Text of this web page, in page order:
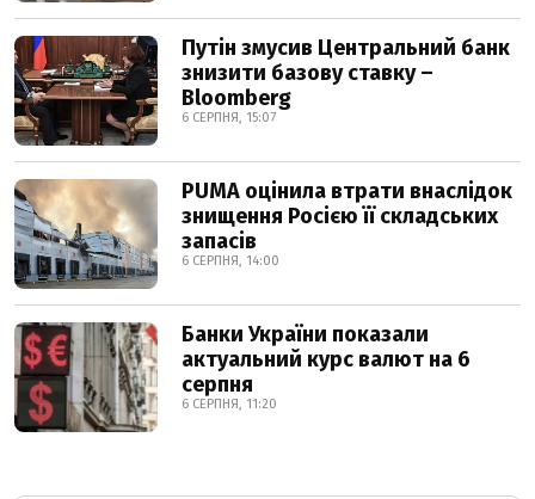
Путін змусив Центральний банк
знизити базову ставку –
Bloomberg
6 СЕРПНЯ, 15:07
PUMA оцінила втрати внаслідок
знищення Росією її складських
запасів
6 СЕРПНЯ, 14:00
Банки України показали
актуальний курс валют на 6
серпня
6 СЕРПНЯ, 11:20